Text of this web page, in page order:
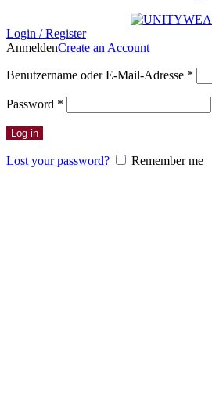
Login / Register
AnmeldenCreate an Account
Benutzername oder E-Mail-Adresse *
Password *
Log in
Lost your password? Remember me